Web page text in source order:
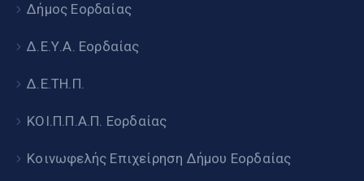
Δήμος Εορδαίας
Δ.Ε.Υ.Α. Εορδαίας
Δ.Ε.ΤΗ.Π.
ΚΟΙ.Π.Π.Α.Π. Εορδαίας
Κοινωφελής Επιχείρηση Δήμου Εορδαίας